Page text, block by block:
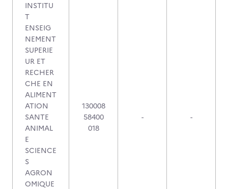
INSTITU
T
ENSEIG
NEMENT
SUPERIE
UR ET
RECHER
CHE EN
ALIMENT
ATION
SANTE
ANIMAL
E
SCIENCE
S
AGRON
OMIQUE
130008
58400
018
- -